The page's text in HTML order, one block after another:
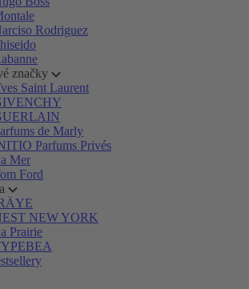
Rodriguez
značky
Saint Laurent
de Marly
Parfums Privés
Mer
Ford
NEW YORK
Prairie